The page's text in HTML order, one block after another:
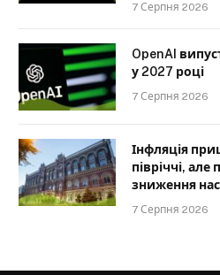
7 Серпня 2026
OpenAI
у 2027 році
7 Серпня 2026
Інфляція
півріччі, але
зниження
7 Серпня 2026